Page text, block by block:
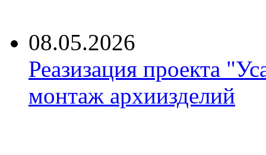
08.05.2026
Реазизация проекта
монтаж архиизделий